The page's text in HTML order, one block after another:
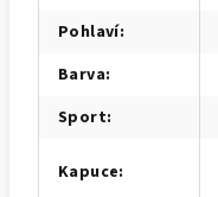
Pohlaví:
Barva:
Sport:
Kapuce: